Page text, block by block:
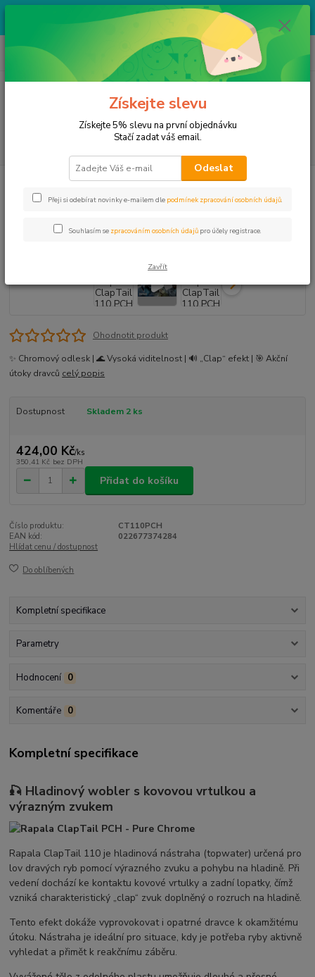
Výprodej skladových zásob za bezva ceny. Více v kategorii VÝPRODEJ.
Na produkty v této kategorii nelze uplatnit žádné slevy.
CZK
+ 420 774 666 665
Po-Pa 8:30-12:00/13:00-17:00, So 8:30-12:00
za
Rapala nástrahy ClapTail Rapala ClapTail 110 PCH
Rapala ClapTail 110 PCH
Ohodnotit produkt
✨ Chromový odlesk | 🌊 Vysoká viditelnost | 🔊 „Clap“ efekt | 🎯 Akční
útoky dravců celý popis
Dostupnost Skladem 2 ks
424,00 Kč/ks
350,41 Kč bez DPH
Přidat do košíku
Číslo produktu:
CT110PCH
EAN kód:
022677374284
Hlídat cenu / dostupnost
Do oblíbených
Kompletní specifikace
Parametry
Hodnocení 0
Komentáře 0
Kompletní specifikace
🎣 Hladinový wobler s kovovou vrtulkou a
výrazným zvukem
Rapala ClapTail 110 je hladinová nástraha (topwater) určená pro
lov dravých ryb pomocí výrazného zvuku a pohybu na hladině. Při
vedení dochází ke kontaktu kovové vrtulky a zadní lopatky, čímž
vzniká charakteristický „clap“ zvuk doplněný o rozruch na hladině.
Tento efekt dokáže vyprovokovat i opatrné dravce k okamžitému
útoku. Nástraha je ideální pro situace, kdy je potřeba ryby aktivně
vyhledat a přimět k reakčnímu záběru.
Získejte slevu
Získejte 5% slevu na první objednávku
Stačí zadat váš email.
Odeslat
Přeji si odebírat novinky e-mailem dle podmínek zpracování osobních údajů.
Souhlasím se zpracováním osobních údajů pro účely registrace.
Zavřít